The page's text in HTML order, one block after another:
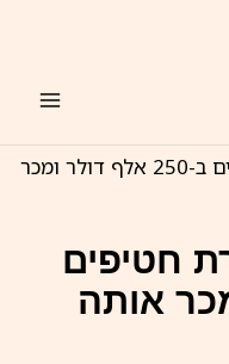
הבנקאי שקנה חברת חטיפים ב-250 אלף דולר ומכר
חטיפים
ומכר אותה